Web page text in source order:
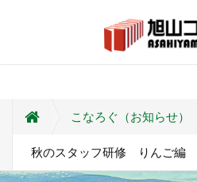
こなろぐ（お知らせ）
秋のスタッフ研修 りんご編